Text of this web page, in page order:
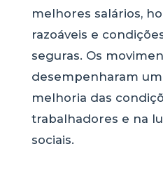
melhores salários,
razoáveis e
seguras. Os
desempenharam
melhoria das
trabalhadores e na
sociais.